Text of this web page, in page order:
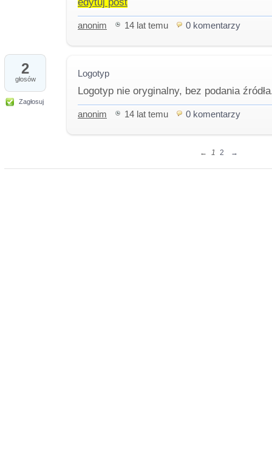
anonim 14 lat temu 0 komentarzy
2
głosów
Zagłosuj
Logotyp
Logotyp nie oryginalny, bez podania
anonim 14 lat temu 0 komentarzy
← 1 2 →